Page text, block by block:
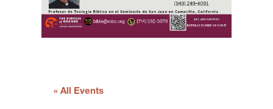
« All Events